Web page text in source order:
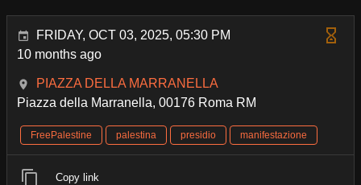
FRIDAY, OCT 03, 2025, 05:30 PM
10 months ago
PIAZZA DELLA MARRANELLA
Piazza della Marranella, 00176 Roma RM
FreePalestine palestina presidio manifestazione
Copy link